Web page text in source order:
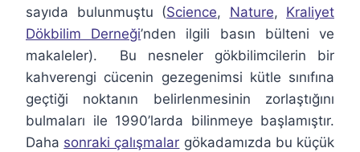
sayıda bulunmuştu (Science, Nature, Kraliyet
Dökbilim Derneği’nden ilgili basın bülteni ve
makaleler). Bu nesneler gökbilimcilerin bir
kahverengi cücenin gezegenimsi kütle sınıfına
geçtiği noktanın belirlenmesinin zorlaştığını
bulmaları ile 1990’larda bilinmeye başlamıştır.
Daha sonraki çalışmalar gökadamızda bu küçük